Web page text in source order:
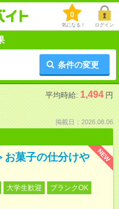
0
気になる！ ログイン
条件の変更
平均時給: 1,494 円
掲載日：2026.08.06
NEW
お菓子の仕分けや
大学生歓迎
ブランクOK